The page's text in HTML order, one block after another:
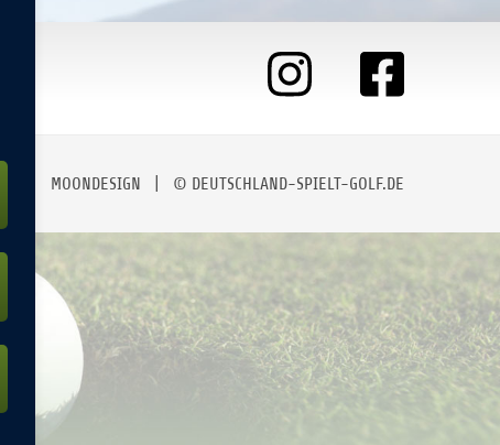
MOONDESIGN | © DEUTSCHLAND-SPIELT-GOLF.DE